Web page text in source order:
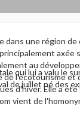
une région
axée
au
l'écotourisme et
d'hiver. Elle a
vient de
qui lui a valu le
de juillet né des